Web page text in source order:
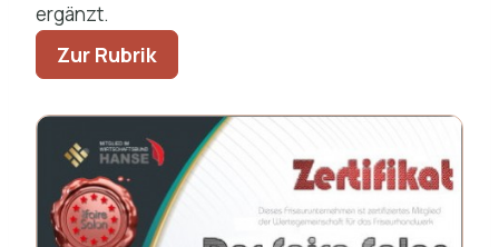
ergänzt.
Zur Rubrik